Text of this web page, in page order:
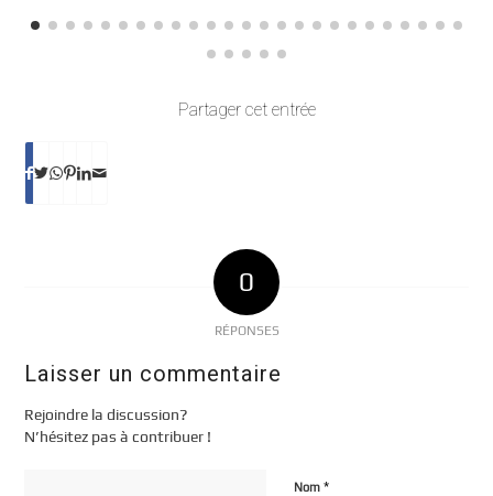
Partager cet entrée
0
RÉPONSES
Laisser un commentaire
Rejoindre la discussion?
N’hésitez pas à contribuer !
Nom*